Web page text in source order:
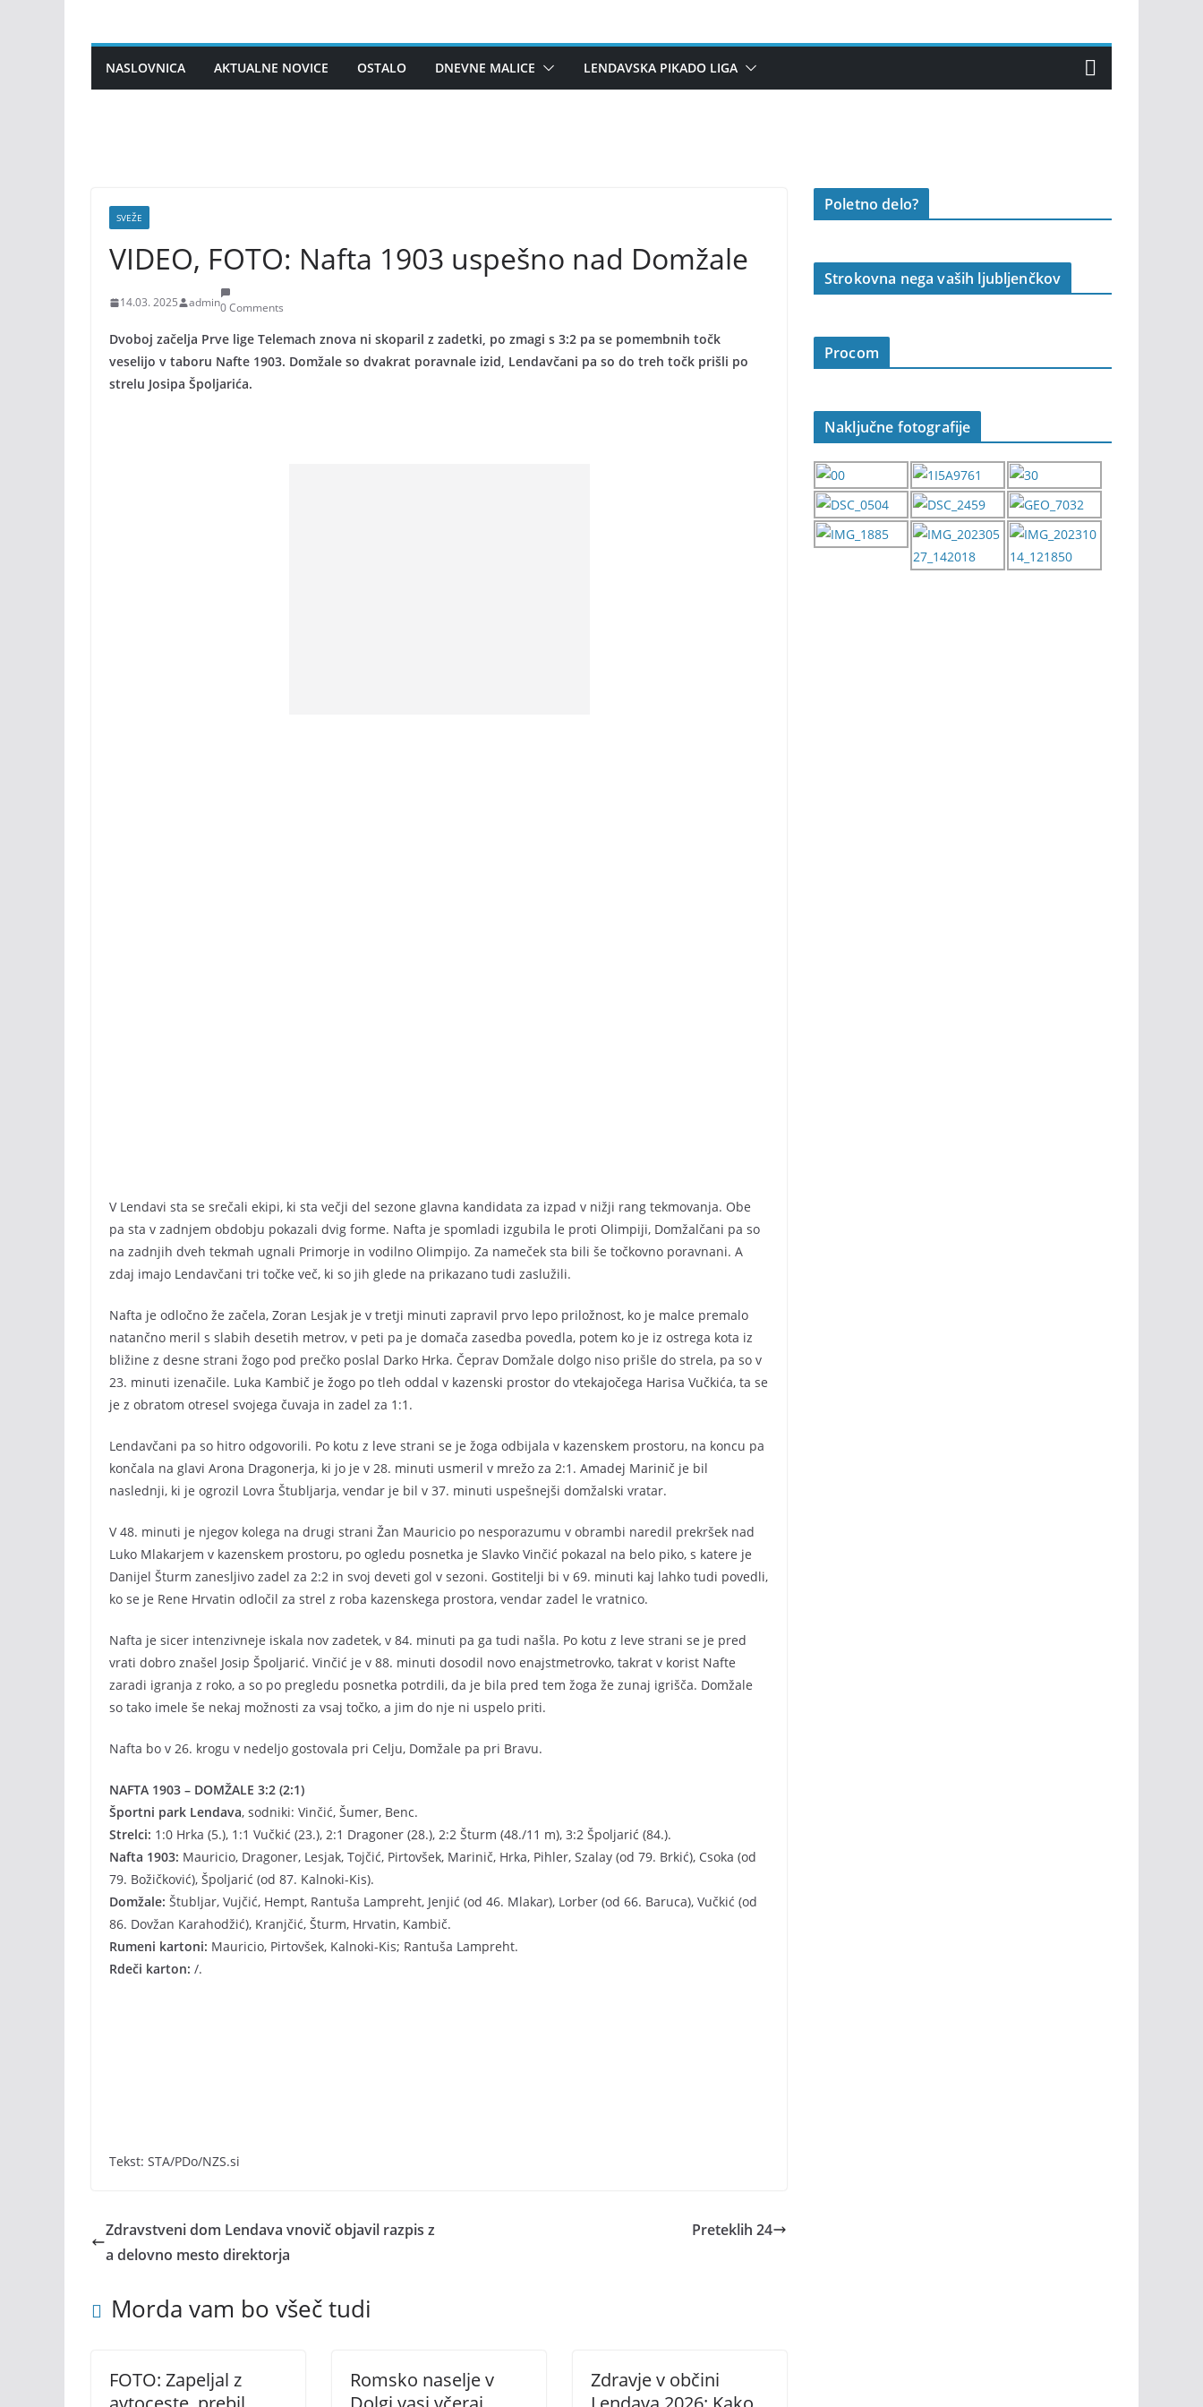
contentNASLOVNICA AKTUALNE NOVICE OSTALO DNEVNE MALICE LENDAVSKA PIKADO LIGA
SVEŽE
VIDEO, FOTO: Nafta 1903 uspešno nad Domžale
14.03. 2025 admin0 Comments
Dvoboj začelja Prve lige Telemach znova ni skoparil z zadetki, po zmagi s 3:2 pa se pomembnih točk
veselijo v taboru Nafte 1903. Domžale so dvakrat poravnale izid, Lendavčani pa so do treh točk prišli po
strelu Josipa Špoljarića.
V Lendavi sta se srečali ekipi, ki sta večji del sezone glavna kandidata za izpad v nižji rang tekmovanja. Obe
pa sta v zadnjem obdobju pokazali dvig forme. Nafta je spomladi izgubila le proti Olimpiji, Domžalčani pa so
na zadnjih dveh tekmah ugnali Primorje in vodilno Olimpijo. Za nameček sta bili še točkovno poravnani. A
zdaj imajo Lendavčani tri točke več, ki so jih glede na prikazano tudi zaslužili.
Nafta je odločno že začela, Zoran Lesjak je v tretji minuti zapravil prvo lepo priložnost, ko je malce premalo
natančno meril s slabih desetih metrov, v peti pa je domača zasedba povedla, potem ko je iz ostrega kota iz
bližine z desne strani žogo pod prečko poslal Darko Hrka. Čeprav Domžale dolgo niso prišle do strela, pa so v
23. minuti izenačile. Luka Kambič je žogo po tleh oddal v kazenski prostor do vtekajočega Harisa Vučkića, ta se
je z obratom otresel svojega čuvaja in zadel za 1:1.
Lendavčani pa so hitro odgovorili. Po kotu z leve strani se je žoga odbijala v kazenskem prostoru, na koncu pa
končala na glavi Arona Dragonerja, ki jo je v 28. minuti usmeril v mrežo za 2:1. Amadej Marinič je bil
naslednji, ki je ogrozil Lovra Štubljarja, vendar je bil v 37. minuti uspešnejši domžalski vratar.
V 48. minuti je njegov kolega na drugi strani Žan Mauricio po nesporazumu v obrambi naredil prekršek nad
Luko Mlakarjem v kazenskem prostoru, po ogledu posnetka je Slavko Vinčić pokazal na belo piko, s katere je
Danijel Šturm zanesljivo zadel za 2:2 in svoj deveti gol v sezoni. Gostitelji bi v 69. minuti kaj lahko tudi povedli,
ko se je Rene Hrvatin odločil za strel z roba kazenskega prostora, vendar zadel le vratnico.
Nafta je sicer intenzivneje iskala nov zadetek, v 84. minuti pa ga tudi našla. Po kotu z leve strani se je pred
vrati dobro znašel Josip Špoljarić. Vinčić je v 88. minuti dosodil novo enajstmetrovko, takrat v korist Nafte
zaradi igranja z roko, a so po pregledu posnetka potrdili, da je bila pred tem žoga že zunaj igrišča. Domžale
so tako imele še nekaj možnosti za vsaj točko, a jim do nje ni uspelo priti.
Nafta bo v 26. krogu v nedeljo gostovala pri Celju, Domžale pa pri Bravu.
NAFTA 1903 – DOMŽALE 3:2 (2:1)
Športni park Lendava, sodniki: Vinčić, Šumer, Benc.
Strelci: 1:0 Hrka (5.), 1:1 Vučkić (23.), 2:1 Dragoner (28.), 2:2 Šturm (48./11 m), 3:2 Špoljarić (84.).
Nafta 1903: Mauricio, Dragoner, Lesjak, Tojčić, Pirtovšek, Marinič, Hrka, Pihler, Szalay (od 79. Brkić), Csoka (od
79. Božičković), Špoljarić (od 87. Kalnoki-Kis).
Domžale: Štubljar, Vujčić, Hempt, Rantuša Lampreht, Jenjić (od 46. Mlakar), Lorber (od 66. Baruca), Vučkić (od
86. Dovžan Karahodžić), Kranjčić, Šturm, Hrvatin, Kambič.
Rumeni kartoni: Mauricio, Pirtovšek, Kalnoki-Kis; Rantuša Lampreht.
Rdeči karton: /.
Tekst: STA/PDo/NZS.si
Zdravstveni dom Lendava vnovič objavil razpis z
a delovno mesto direktorja
Preteklih 24
Morda vam bo všeč tudi
FOTO: Zapeljal z
Romsko naselje v
Zdravje v občini
Poletno delo?
Strokovna nega vaših ljubljenčkov
Procom
Naključne fotografije